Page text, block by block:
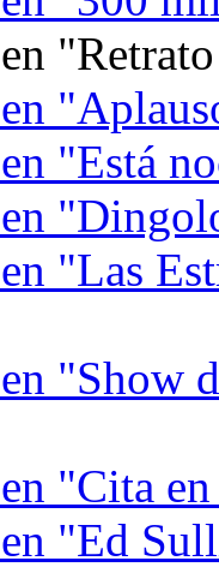
"Está
"Las
"Show
"Cita
"Ed